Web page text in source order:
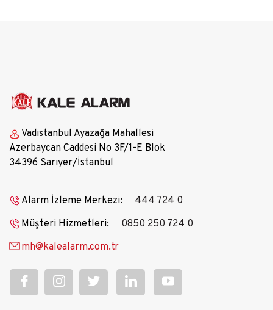
Vadistanbul Ayazağa Mahallesi
Azerbaycan Caddesi No 3F/1-E Blok
34396 Sarıyer/İstanbul
Alarm İzleme Merkezi:
444 724 0
Müşteri Hizmetleri:
0850 250 724 0
mh@kalealarm.com.tr